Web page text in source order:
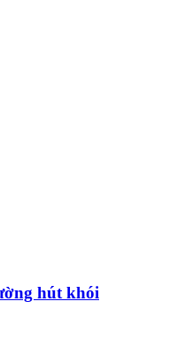
hút khói